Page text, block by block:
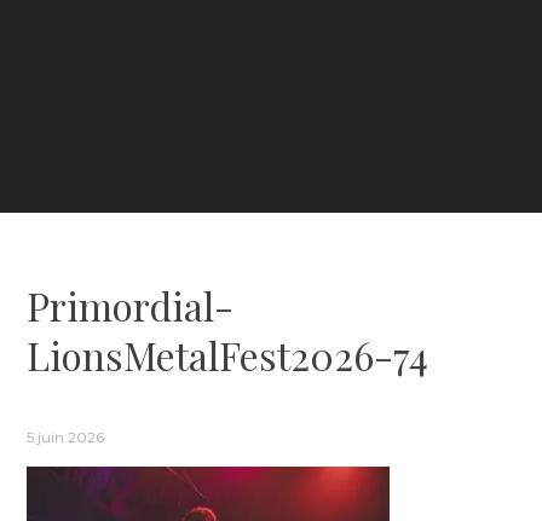
Primordial-
LionsMetalFest2026-74
5 juin 2026